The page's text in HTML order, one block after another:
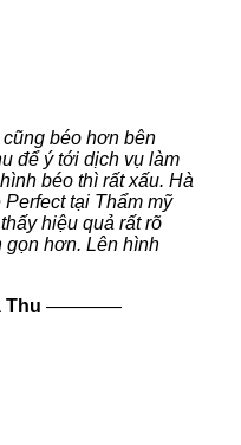
béo hơn bên
để ý tới dịch vụ làm
béo thì rất xấu. Hà
tại Thẩm mỹ
hiệu quả rất rõ
gọn hơn. Lên hình
Thu ————